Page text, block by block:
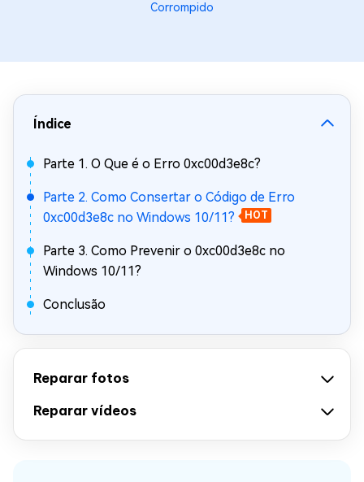
Corrompido
Índice
Parte 1. O Que é o Erro 0xc00d3e8c?
Parte 2. Como Consertar o Código de Erro
0xc00d3e8c no Windows 10/11?
HOT
Parte 3. Como Prevenir o 0xc00d3e8c no
Windows 10/11?
Conclusão
Reparar fotos
Reparar vídeos